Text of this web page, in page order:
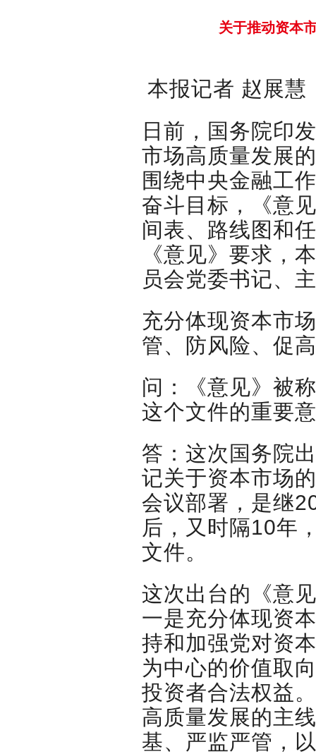
关于推动资本
本报记者 赵展慧
日前，国务院印
市场高质量发展
围绕中央金融工
奋斗目标，《意
间表、路线图和
《意见》要求，
员会党委书记、
充分体现资本市
管、防风险、促
问：《意见》被
这个文件的重要
答：这次国务院
记关于资本市场
会议部署，是继
后，又时隔10年
文件。
这次出台的《意
一是充分体现资
持和加强党对资
为中心的价值取
投资者合法权益
高质量发展的主
基、严监严管，